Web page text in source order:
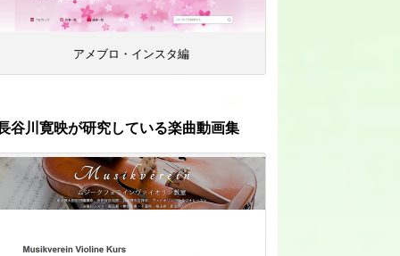
アメブロ・インスタ編
谷川寛映が研究している楽曲動画集